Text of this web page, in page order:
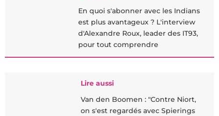
En quoi s'abonner avec les Indians
est plus avantageux ? L'interview
d'Alexandre Roux, leader des IT93,
pour tout comprendre
Lire aussi
Van den Boomen : "Contre Niort,
on s'est regardés avec Spierings